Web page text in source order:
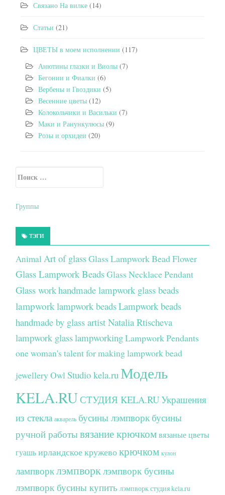
Связано На вилке (14)
Статьи (21)
ЦВЕТЫ в моем исполнении (117)
Анютины глазки и Виолы (7)
Бегонии и Фиалки (6)
Вербены и Гвоздики (5)
Весенние цветы (12)
Колокольчики и Васильки (7)
Маки и Ранункулюсы (9)
Розы и орхидеи (20)
Secondary Sidebar
Искать:
Группы
ТЭГИ
Animal Art of glassGlass Lampwork Bead Flower
Glass Lampwork BeadsGlass Necklace Pendant
Glass workhandmade lampwork glass beads
lampwork lampwork beadsLampwork beads
handmade by glass artist Natalia Rtischeva
lampwork glasslampworkingLampwork Pendants
one woman's talent for making lampwork bead
jewelleryOwl Studio kela.ru Модель
KELA.RUСТУДИЯ KELA.RUУкрашения
из стекла акварель бусины лэмпворк бусины
ручной работывязание крючкомвязаные цветы
гуашьирландское кружевокрючком кулон
лампворклэмпворк лэмпворк бусины
лэмпворк бусины купить лэмпворк студия kela.ru